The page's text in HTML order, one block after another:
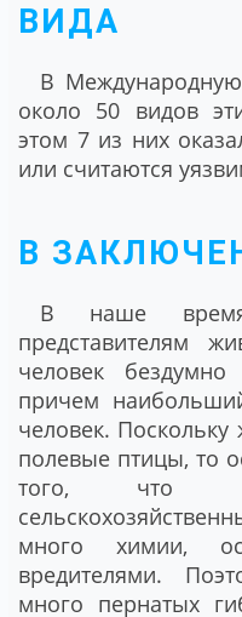
ВИДА
В
около 50 видов
этом 7 из них
или считаются
В
В наше время
представителям
человек
причем
человек.
полевые птицы, то
того, что
много химии,
вредителями.
много пернатых